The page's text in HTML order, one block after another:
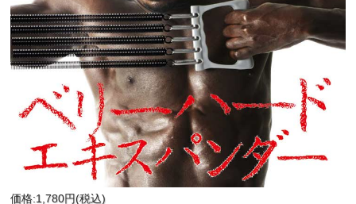
価格:1,780円(税込)